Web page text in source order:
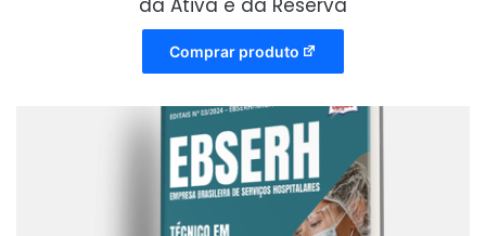
da Ativa e da Reserva
Comprar produto